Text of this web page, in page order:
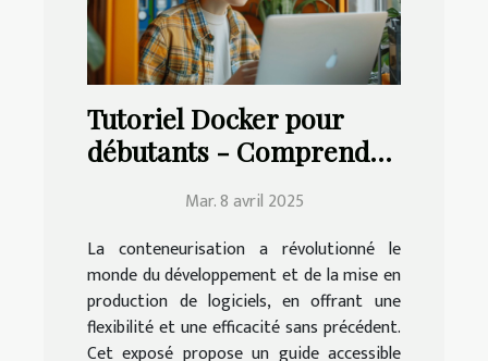
Tutoriel Docker pour
débutants - Comprendre
conteneurisation
Mar. 8 avril 2025
La conteneurisation a révolutionné le
monde du développement et de la mise en
production de logiciels, en offrant une
flexibilité et une efficacité sans précédent.
Cet exposé propose un guide accessible